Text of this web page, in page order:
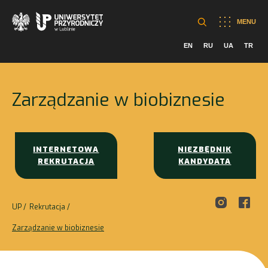
MENU
EN RU UA TR
Zarządzanie w biobiznesie
INTERNETOWA
REKRUTACJA
NIEZBĘDNIK
KANDYDATA
UP Rekrutacja
Zarządzanie w biobiznesie